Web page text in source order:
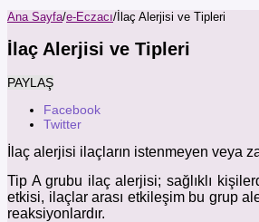
Ana Sayfa/e-Eczacı/ İlaç Alerjisi ve Tipleri
İlaç Alerjisi ve Tipleri
PAYLAŞ
Facebook
Twitter
İlaç alerjisi ilaçların istenmeyen veya
Tip A grubu ilaç alerjisi; sağlıklı
etkisi, ilaçlar arası etkileşim bu grup
reaksiyonlardır.